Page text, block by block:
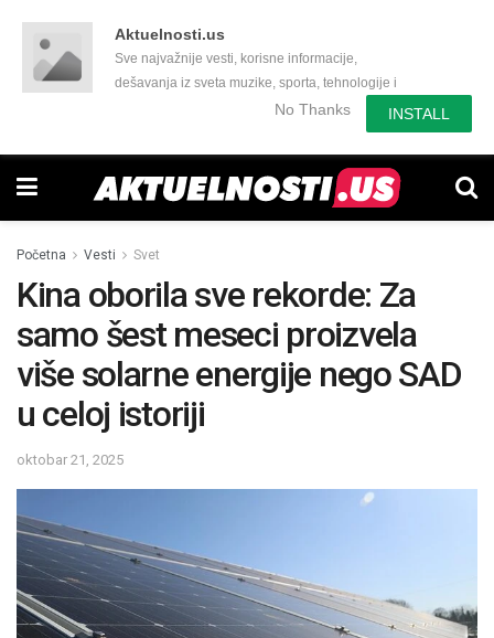
Aktuelnosti.us
Sve najvažnije vesti, korisne informacije,
dešavanja iz sveta muzike, sporta, tehnologije i
još mnogo toga zanimljivog.No Thanks INSTALL
Početna Vesti Svet
Kina oborila sve rekorde: Za
samo šest meseci proizvela
više solarne energije nego SAD
u celoj istoriji
oktobar 21, 2025